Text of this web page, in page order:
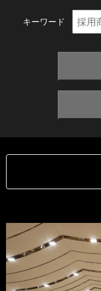
キーワード